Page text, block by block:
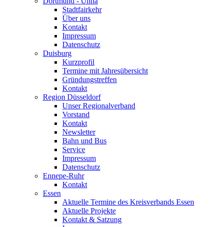
Stadtfairkehr
Über uns
Kontakt
Impressum
Datenschutz
Duisburg
Kurzprofil
Termine mit Jahresübersicht
Gründungstreffen
Kontakt
Region Düsseldorf
Unser Regionalverband
Vorstand
Kontakt
Newsletter
Bahn und Bus
Service
Impressum
Datenschutz
Ennepe-Ruhr
Kontakt
Essen
Aktuelle Termine des Kreisverbands Essen
Aktuelle Projekte
Kontakt & Satzung